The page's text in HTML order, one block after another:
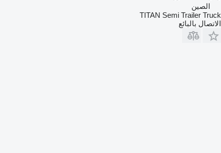
الصين
TITAN Semi Trailer Truck
الاتصال بالبائع